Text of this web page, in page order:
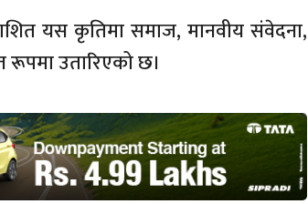
यस कृतिमा समाज, मानवीय संवेदना,
उतारिएको छ।